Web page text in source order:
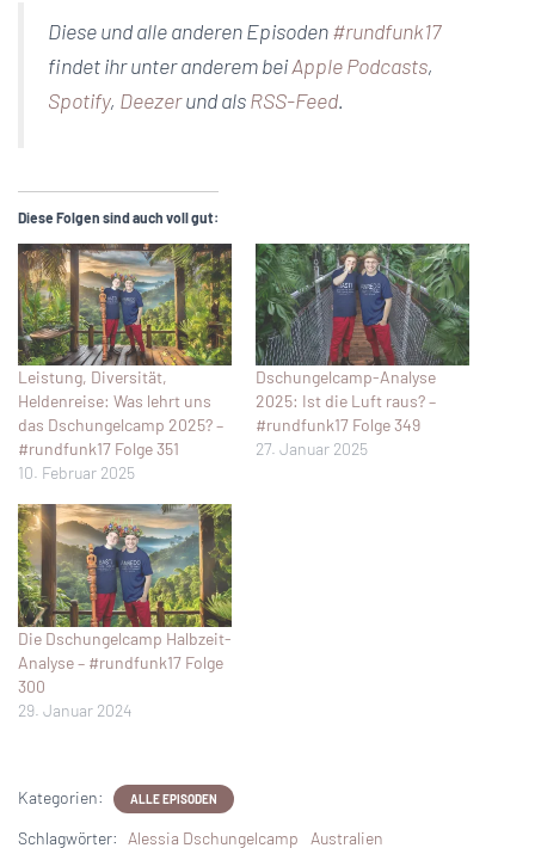
Diese und alle anderen Episoden#rundfunk17
findet ihr unter anderem beiApple Podcasts,
Spotify, Deezerund alsRSS-Feed.
Diese Folgen sind auch voll gut:
Leistung, Diversität,
Heldenreise: Was lehrt uns
das Dschungelcamp 2025? –
#rundfunk17 Folge 351
10. Februar 2025
Dschungelcamp-Analyse
2025: Ist die Luft raus? –
#rundfunk17 Folge 349
27. Januar 2025
Die Dschungelcamp Halbzeit-
Analyse – #rundfunk17 Folge
300
29. Januar 2024
Kategorien: ALLE EPISODEN
Schlagwörter: Alessia Dschungelcamp Australien